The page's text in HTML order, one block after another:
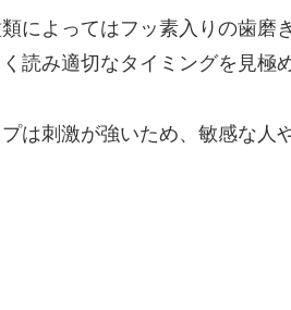
によってはフッ素入りの歯磨
読み適切なタイミングを見極
は刺激が強いため、敏感な人